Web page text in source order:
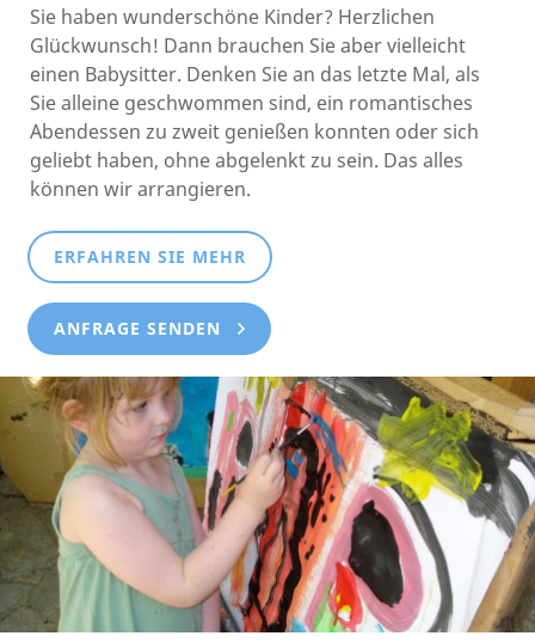
Sie haben wunderschöne Kinder? Herzlichen
Glückwunsch! Dann brauchen Sie aber vielleicht
einen Babysitter. Denken Sie an das letzte Mal, als
Sie alleine geschwommen sind, ein romantisches
Abendessen zu zweit genießen konnten oder sich
geliebt haben, ohne abgelenkt zu sein. Das alles
können wir arrangieren.
ERFAHREN SIE MEHR
ANFRAGE SENDEN